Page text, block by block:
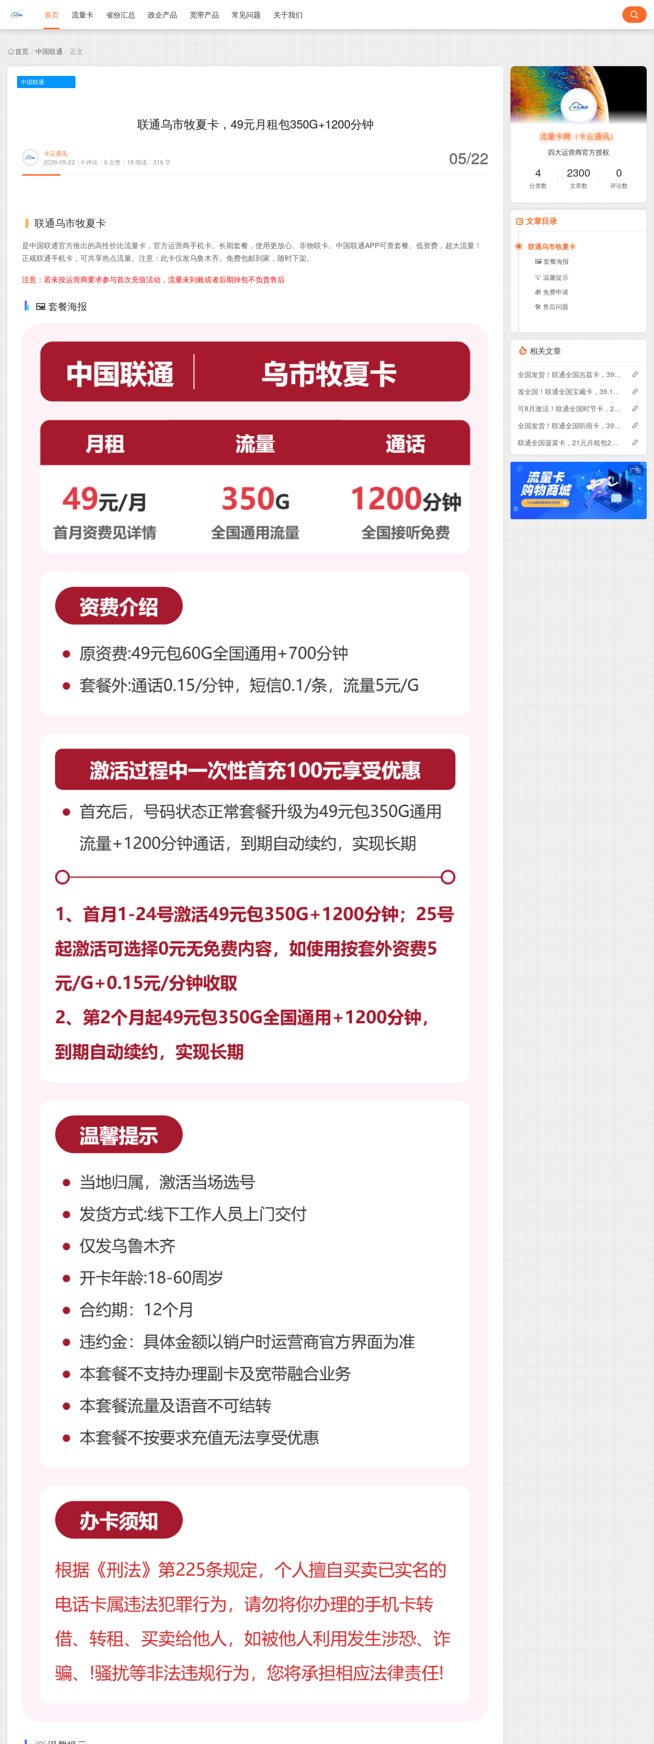
首页 流量卡 省份汇总 政企产品 宽带产品 常见问题 关于我们
首页 / 中国联通 / 正文
中国联通
联通乌市牧夏卡，49元月租包350G+1200分钟
卡云通讯
2026-05-22 / 0 评论 / 0 点赞 / 18 阅读 / 316 字 05/22
联通乌市牧夏卡
是中国联通官方推出的高性价比流量卡，官方运营商手机卡。长期套餐，使用更放心。非物联卡。中国联通APP可查套餐。低资费，超大流量！
正规联通手机卡，可共享热点流量。注意：此卡仅发乌鲁木齐。免费包邮到家，随时下架。
注意：若未按运营商要求参与首次充值活动，流量未到账或者后期掉包不负责售后
🖼️ 套餐海报
流量卡网（卡云通讯）
四大运营商官方授权
4
分类数
2300
文章数
0
评论数
文章目录
联通乌市牧夏卡
🖼️ 套餐海报
💡 温馨提示
🎁 免费申请
🛠️ 售后问题
相关文章
全国发货！联通全国吉荔卡，39元月租包240G+50分钟
发全国！联通全国宝藏卡，39.1元月租包240G+200分钟
可8月激活！联通全国时节卡，29元月租包180G+200分钟+会员
全国发货！联通全国听雨卡，39元月租包260G+100分钟+会员
联通全国菠菜卡，21元月租包230G+500分钟
广告